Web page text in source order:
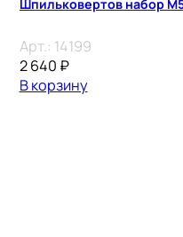
Шпильковертов набор
Арт.: 14199
2 640 ₽
В корзину